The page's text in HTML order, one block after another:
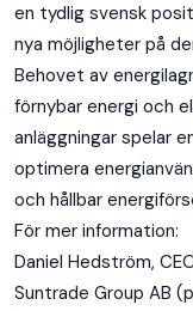
en tydlig svensk
nya möjligheter på
Behovet av
förnybar energi och
anläggningar spelar
optimera
och hållbar
För mer information:
Daniel Hedström,
Suntrade Group AB